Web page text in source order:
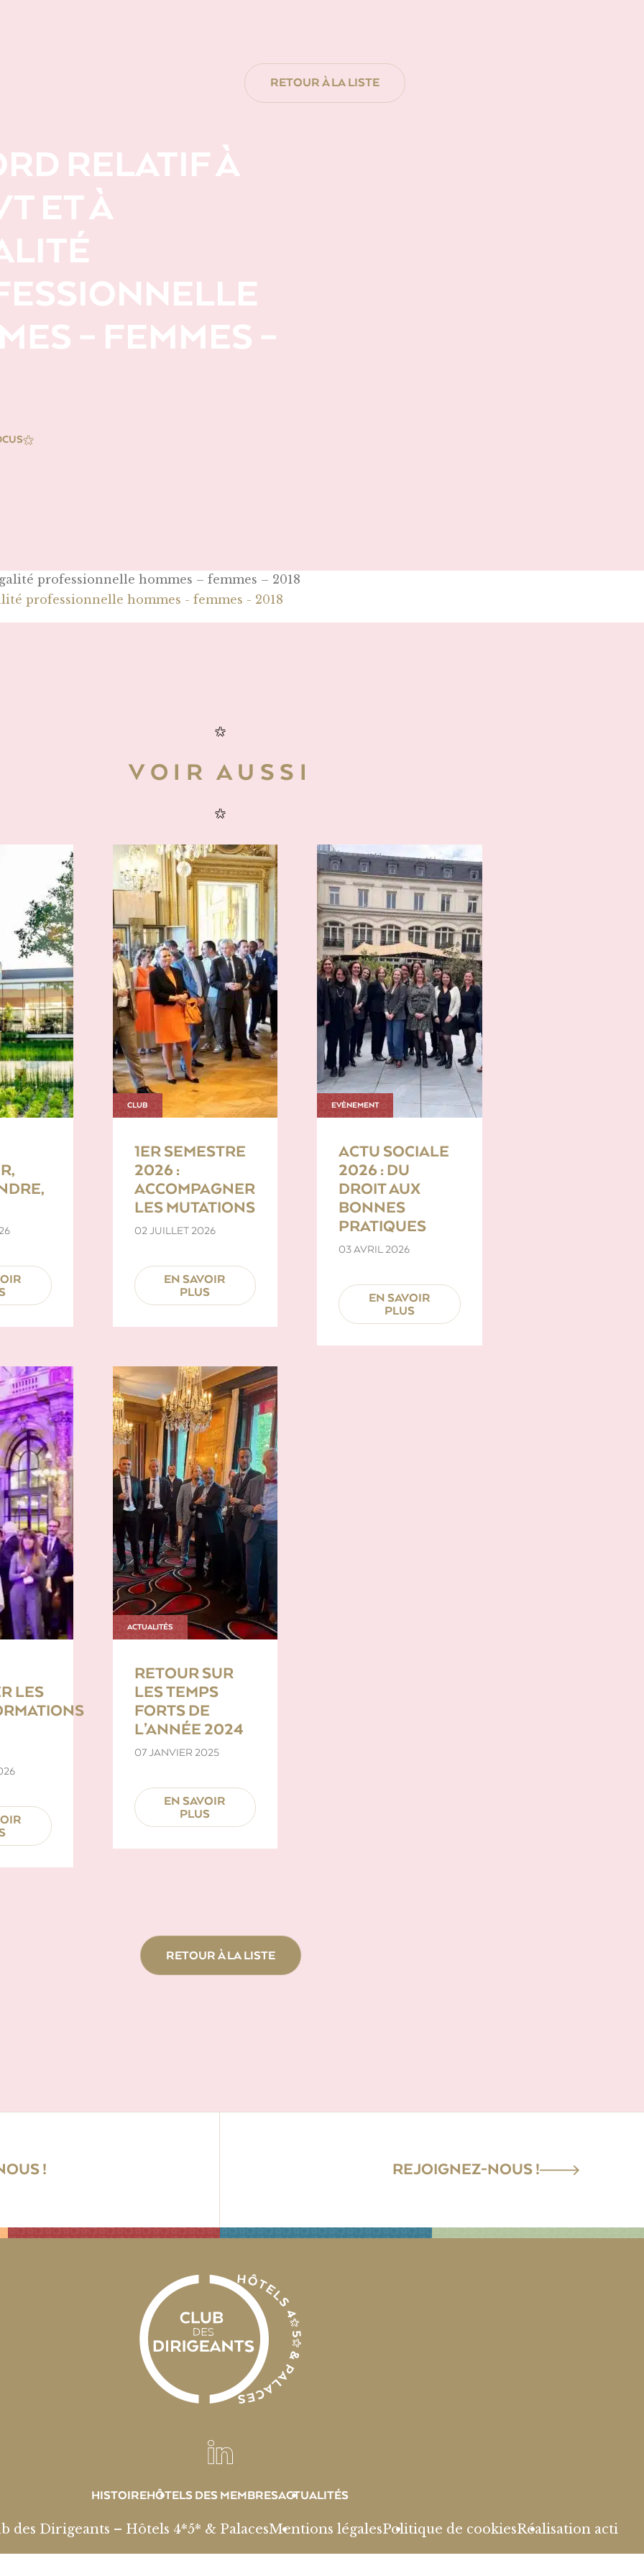
RETOUR À LA LISTE
RELATIF À
ET À
– FEMMES –
professionnelle hommes - femmes - 2018
VOIR AUSSI
CLUB
1ER SEMESTRE
2026 :
ACCOMPAGNER
LES MUTATIONS
02 JUILLET 2026
EN SAVOIR
PLUS
EVÈNEMENT
ACTU SOCIALE
2026 : DU
DROIT AUX
BONNES
PRATIQUES
03 AVRIL 2026
EN SAVOIR
PLUS
LES
ACTUALITÉS
RETOUR SUR
LES TEMPS
FORTS DE
L’ANNÉE 2024
07 JANVIER 2025
EN SAVOIR
PLUS
RETOUR À LA LISTE
! REJOIGNEZ-NOUS !
HISTOIREHÔTELS DES MEMBRESACTUALITÉS
des Dirigeants – Hôtels 4*5* & PalacesMentions légalesPolitique de cookiesRéalisation acti